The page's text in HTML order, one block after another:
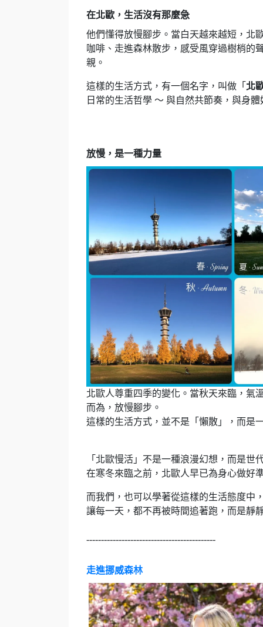
在北歐，生活沒有那麼急
他們懂得放慢腳步。當白天越來越短，北
咖啡、走進森林散步，感受風穿過樹梢的
親。
這樣的生活方式，有一個名字，叫做「 北
日常的生活哲學 ～ 與自然共節奏，與身
放慢，是一種力量
北歐人尊重四季的變化。當秋天來臨，氣
而為，放慢腳步。
這樣的生活方式，並不是「懶散」，而是
「北歐慢活」不是一種浪漫幻想，而是世
在寒冬來臨之前，北歐人早已為身心做好
而我們，也可以學著從這樣的生活態度中
讓每一天，都不再被時間追著跑，而是靜
--------------------------------------------
走進挪威森林